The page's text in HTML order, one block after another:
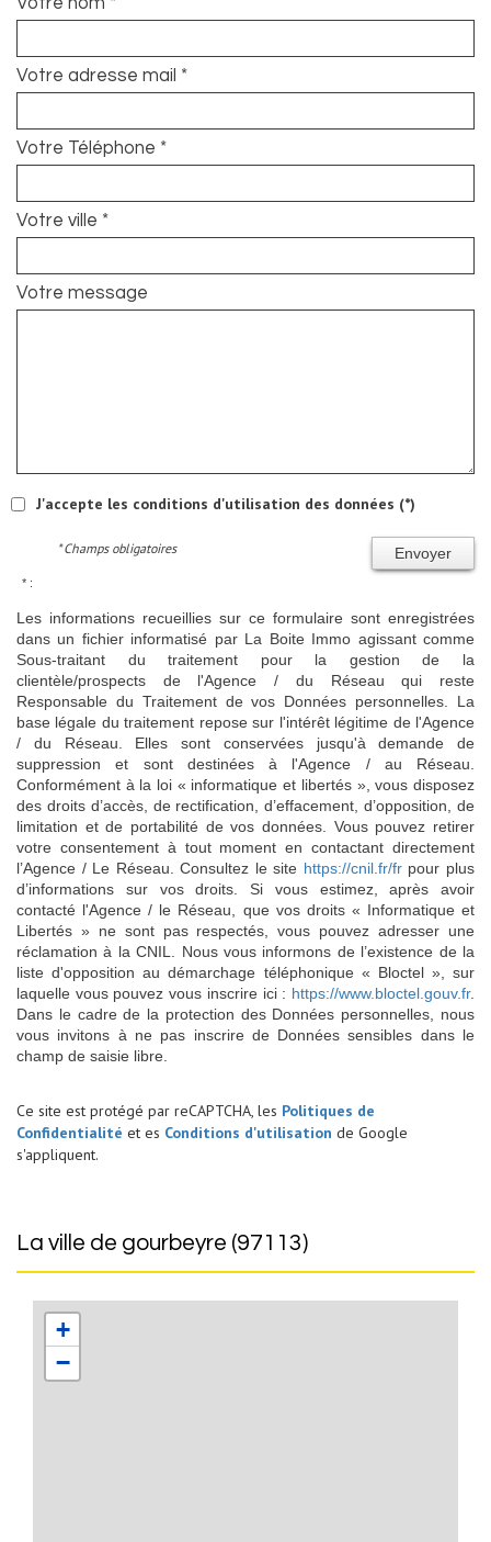
Votre adresse mail *
Votre Téléphone *
Votre ville *
Votre message
J'accepte les conditions d'utilisation des données (*)
Envoyer
* Champs obligatoires
* :
Les informations recueillies sur ce formulaire sont enregistrées
dans un fichier informatisé par La Boite Immo agissant comme
Sous-traitant du traitement pour la gestion de la
clientèle/prospects de l'Agence / du Réseau qui reste
Responsable du Traitement de vos Données personnelles. La
base légale du traitement repose sur l'intérêt légitime de l'Agence
/ du Réseau. Elles sont conservées jusqu'à demande de
suppression et sont destinées à l'Agence / au Réseau.
Conformément à la loi « informatique et libertés », vous disposez
des droits d’accès, de rectification, d’effacement, d’opposition, de
limitation et de portabilité de vos données. Vous pouvez retirer
votre consentement à tout moment en contactant directement
l’Agence / Le Réseau. Consultez le site https://cnil.fr/frpour plus
d’informations sur vos droits. Si vous estimez, après avoir
contacté l'Agence / le Réseau, que vos droits « Informatique et
Libertés » ne sont pas respectés, vous pouvez adresser une
réclamation à la CNIL. Nous vous informons de l’existence de la
liste d'opposition au démarchage téléphonique « Bloctel », sur
laquelle vous pouvez vous inscrire ici : https://www.bloctel.gouv.fr.
Dans le cadre de la protection des Données personnelles, nous
vous invitons à ne pas inscrire de Données sensibles dans le
champ de saisie libre.
Ce site est protégé par reCAPTCHA, les Politiques de
Confidentialité et es Conditions d'utilisation de Google
s'appliquent.
la ville de gourbeyre (97113)
+
−